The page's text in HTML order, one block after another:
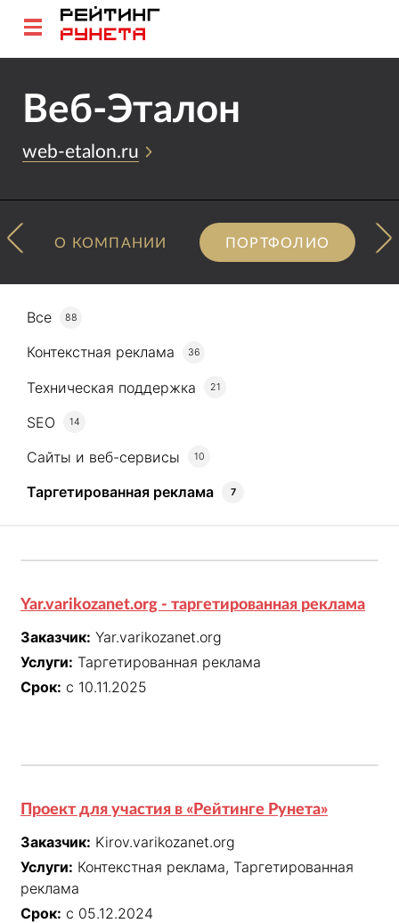
Веб-Эталон
web-etalon.ru
О КОМПАНИИ ПОРТФОЛИО
Все 88
Контекстная реклама 36
Техническая поддержка 21
SEO 14
Сайты и веб-сервисы 10
Таргетированная реклама 7
Yar.varikozanet.org - таргетированная реклама
Заказчик: Yar.varikozanet.org
Услуги: Таргетированная реклама
Срок: с 10.11.2025
Проект для участия в «Рейтинге Рунета»
Заказчик: Kirov.varikozanet.org
Услуги: Контекстная реклама, Таргетированная
реклама
Срок: с 05.12.2024